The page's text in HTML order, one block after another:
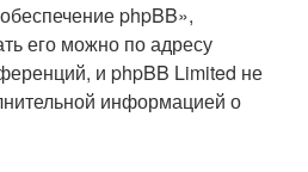
phpBB»,
его можно по адресу
и phpBB Limited не
информацией о